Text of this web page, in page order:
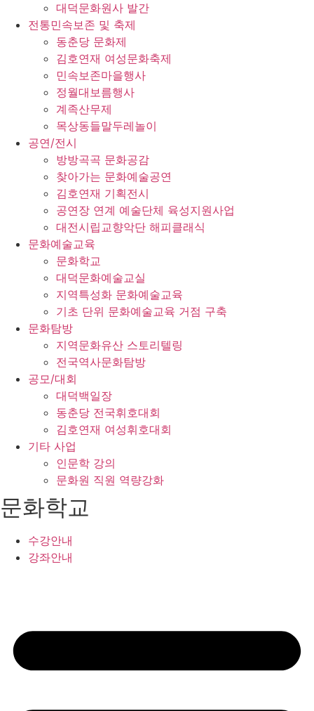
대덕문화원사 발간
전통민속보존 및 축제
동춘당 문화제
김호연재 여성문화축제
민속보존마을행사
정월대보름행사
계족산무제
목상동들말두레놀이
공연/전시
방방곡곡 문화공감
찾아가는 문화예술공연
김호연재 기획전시
공연장 연계 예술단체 육성지원사업
대전시립교향악단 해피클래식
문화예술교육
문화학교
대덕문화예술교실
지역특성화 문화예술교육
기초 단위 문화예술교육 거점 구축
문화탐방
지역문화유산 스토리텔링
전국역사문화탐방
공모/대회
대덕백일장
동춘당 전국휘호대회
김호연재 여성휘호대회
기타 사업
인문학 강의
문화원 직원 역량강화
문화학교
수강안내
강좌안내